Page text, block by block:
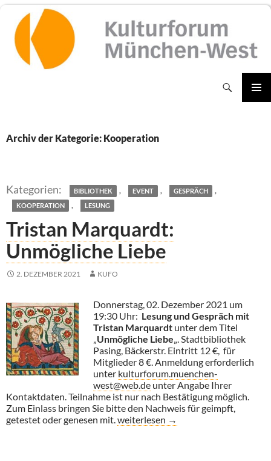
Inhalt
springen
Archiv der Kategorie: Kooperation
BIBLIOTHEK , EVENT , GESPRÄCH ,
KOOPERATION , LESUNG
Tristan Marquardt:
Unmögliche Liebe
2. DEZEMBER 2021 KUFO
Donnerstag, 02. Dezember 2021 um
19:30 Uhr: Lesung und Gespräch mit
Tristan Marquardt unter dem Titel
„Unmögliche Liebe„. Stadtbibliothek
Pasing, Bäckerstr. Eintritt 12 €, für
Mitglieder 8 €. Anmeldung erforderlich
unter kulturforum.muenchen-
west@web.de unter Angabe Ihrer
Kontaktdaten. Teilnahme ist nur nach Bestätigung möglich.
Zum Einlass bringen Sie bitte den Nachweis für geimpft,
getestet oder genesen mit.Tristan Marquardt: Unmögliche
weiterlesen →